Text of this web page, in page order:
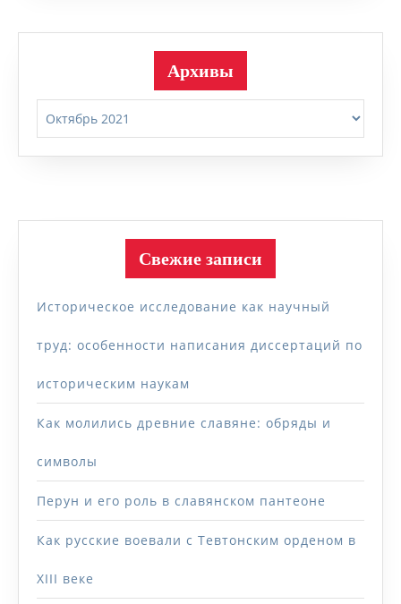
Архивы
Свежие записи
Историческое исследование как научный
труд: особенности написания диссертаций по
историческим наукам
Как молились древние славяне: обряды и
символы
Перун и его роль в славянском пантеоне
Как русские воевали с Тевтонским орденом в
XIII веке